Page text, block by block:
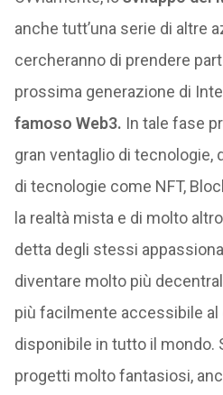
anche tutt’una serie di altre
cercheranno di prendere
prossima generazione di
famoso Web3. In tale fase
gran ventaglio di tecnologie,
di tecnologie come NFT,
la realtà mista e di molto
detta degli stessi
diventare molto più
più facilmente accessibile al
disponibile in tutto il mondo.
progetti molto fantasiosi,